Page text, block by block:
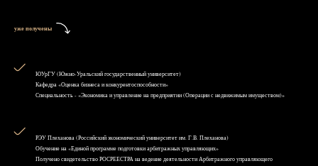
уже получены
ЮУрГУ (Южно-Уральский государственный университет)
Кафедра «Оценка бизнеса и конкурентоспособности»
Специальность - «Экономика и управление на предприятии (Операции с недвижимым имуществом)»
РЭУ Плеханова (Российский экономический университет им. Г.В. Плеханова)
Обучение на «Единой программе подготовки арбитражных управляющих»
Получено свидетельство РОСРЕЕСТРА на ведение деятельности Арбитражного управляющего